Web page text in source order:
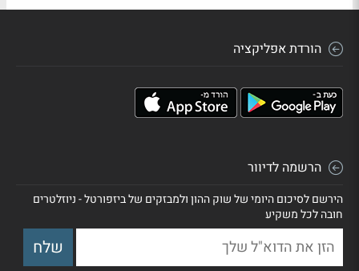
הורדת אפליקציה
הרשמה לדיוור
הירשם לסיכום היומי של שוק ההון ולמבזקים של ביזפורטל - ניוזלטרים
חובה לכל משקיע